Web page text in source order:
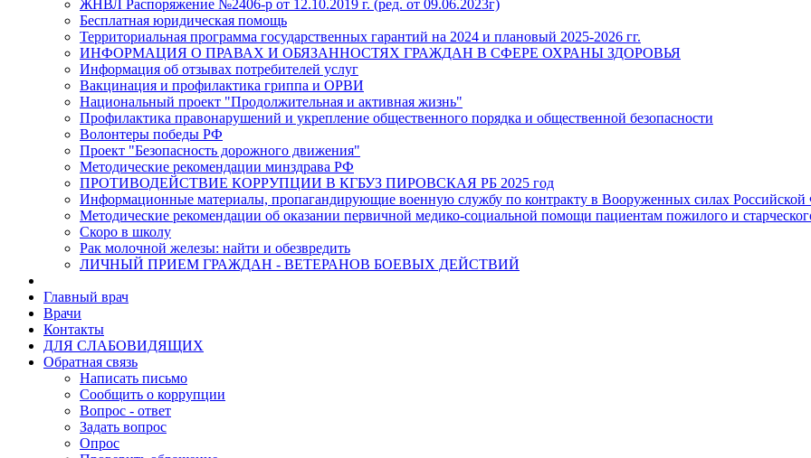
ЖНВЛ Распоряжение №2406-р от 12.10.2019 г. (ред. от 09.06.2023г)
Бесплатная юридическая помощь
Территориальная программа государственных гарантий на 2024 и плановый 2025-2026 гг.
ИНФОРМАЦИЯ О ПРАВАХ И ОБЯЗАННОСТЯХ ГРАЖДАН В СФЕРЕ ОХРАНЫ ЗДОРОВЬЯ
Информация об отзывах потребителей услуг
Вакцинация и профилактика гриппа и ОРВИ
Национальный проект "Продолжительная и активная жизнь"
Профилактика правонарушений и укрепление общественного порядка и общественной безопасности
Волонтеры победы РФ
Проект "Безопасность дорожного движения"
Методические рекомендации минздрава РФ
ПРОТИВОДЕЙСТВИЕ КОРРУПЦИИ В КГБУЗ ПИРОВСКАЯ РБ 2025 год
Информационные материалы, пропагандирующие военную службу по контракту в Вооруженных силах Российской
Методические рекомендации об оказании первичной медико-социальной помощи пациентам пожилого и
Скоро в школу
Рак молочной железы: найти и обезвредить
ЛИЧНЫЙ ПРИЕМ ГРАЖДАН - ВЕТЕРАНОВ БОЕВЫХ ДЕЙСТВИЙ
Главный врач
Врачи
Контакты
ДЛЯ СЛАБОВИДЯЩИХ
Обратная связь
Написать письмо
Сообщить о коррупции
Вопрос - ответ
Задать вопрос
Опрос